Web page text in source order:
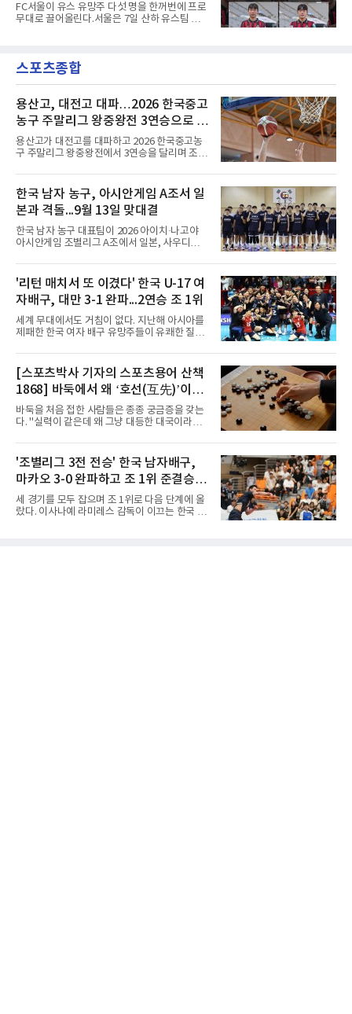
을 압수수색해 감독 선임 관련 자료를 다수 확보
했다. 특히 감독 후보를 검토해 이사회에 추천하
독을 1순위 후보로 정하고 검증한 과정, 이사회
의 최종 승인 경위를 살
약...ACL2 겨냥
FC서울이 유스 유망주 다섯 명을 한꺼번에 프로
무대로 끌어올린다.서울은 7일 산하 유스팀 서
현·정현웅과 2학년 정하원이 대상이다.오산고의
성적이 배경이 됐다. 올 시즌 백운기 전국 고등학
컵, K리그 U-17 챔피언십을 잇달아 제패했다.시
기도 맞물렸다. 서울은 9월 시작하는 아시아축
구연맹(AFC) 챔피언스리그2(ACL2)를 앞두고 선
수단 깊이를 더하는 동시에 유스 출신에게 국제
무대 경험을 주려 했다.면면도 다양하다. 측면 공
격수 정현웅은 돌파력이
스포츠종합
용산고, 대전고 대파…2026 한국중고
농구 주말리그 왕중왕전 3연승으로 조
1위 16강 진출
용산고가 대전고를 대파하고 2026 한국중고농
구 주말리그 왕중왕전에서 3연승을 달리며 조 1
우슬체육관에서 열린 대회 남고부 B조 예선 3차
전에서 대전고를 상대로 주전 선수들의 고른 활
약을 앞세워 108-33으로 대승을 거뒀다.용산고
는 배대범이 22점, 김민기가 19점, 이승민이 13
점을 올리며 공격을 이끌었다. 경기 초반부터 주
도권을 잡은 용산고는 일찌감치 승기를 굳히며
대전고에 큰 점수 차 승리를 거뒀다.이로써 용산
붙는다.C조에서는 양정고가 충주고를 82-35로
크게 꺾고 16강 진출을 확정했다
한국 남자 농구, 아시안게임 A조서 일
본과 격돌...9월 13일 맞대결
한국 남자 농구 대표팀이 2026 아이치·나고야
아시안게임 조별리그 A조에서 일본, 사우디아라
가 8일 발표한 일정에 따르면 한국은 9월 10일
사우디, 11일 인도네시아, 13일 일본과 차례로
맞붙는다. FIBA 랭킹은 일본 22위, 한국 57위, 사
우디 65위, 인도네시아 94위로, 랭킹과 홈 이점
을 모두 갖춘 일본이 최대 변수다.니콜라이스 마
줄스(라트비아) 감독이 이끄는 대표팀은 지난달
6일 FIBA 월드컵 예선 1라운드 6차전에서 일본
NBA에 도전 중인 이현중을 앞세운 대표팀의 목
표는 우승이다.조별리그는 12
'리턴 매치서 또 이겼다' 한국 U-17 여
자배구, 대만 3-1 완파...2연승 조 1위
세계 무대에서도 거침이 없다. 지난해 아시아를
제패한 한국 여자 배구 유망주들이 유쾌한 질주
이하(U-17) 여자배구대표팀은 8일(한국시간) 칠
레 로스안데스에서 열린 2026 국제배구연맹
(FIVB) U-17 여자 세계선수권대회 조별리그 D조
2차전에서 대만을 세트 점수 3-1(25-19 18-25
25-13 25-15)로 꺾었다. 전날 푸에르토리코를
3-1로 물리쳤던 한국은 2연승으로 조 1위에 올
라 16강 진출에 청신호를 켰다.이날 승리는 남다
3-2로 꺾고 정상에 올랐는데, 세계선수권에서
이뤄진 '리턴 매치'에서도 승리하
[스포츠박사 기자의 스포츠용어 산책
1868] 바둑에서 왜 ‘호선(互先)’이라
말할까
바둑을 처음 접한 사람들은 종종 궁금증을 갖는
다. "실력이 같은데 왜 그냥 대등한 대국이라고
‘바둑에서 왜 ‘대국(對局)’이라 말할까‘ 참조)'호
선(互先)'은 한자로 '서로 호(互)', '먼저 선(先)'을
쓴다. 직역하면 '서로 먼저 둔다'는 뜻이다. 여기
서 '서로 먼저 둔다'는 표현은 한 판에서 두 사람
이 동시에 선수를 잡는다는 의미가 아니다. 중국
과 일본의 고대 바둑에서 실력이 같은 사람끼리
는 여러 판을 둘 때 흑(선수)을 번갈아 맡았다는
'조별리그 3전 전승' 한국 남자배구,
마카오 3-0 완파하고 조 1위 준결승
진출
세 경기를 모두 잡으며 조 1위로 다음 단계에 올
랐다. 이사나예 라미레스 감독이 이끄는 한국 남